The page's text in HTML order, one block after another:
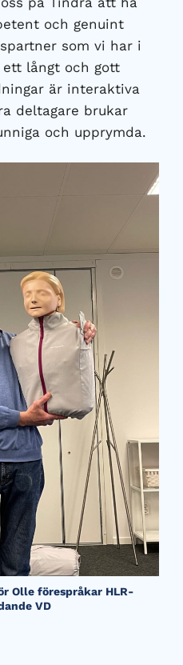
och genuint
som vi har i
ett långt och gott
är interaktiva
deltagare brukar
och upprymda.
Olle förespråkar HLR-
VD